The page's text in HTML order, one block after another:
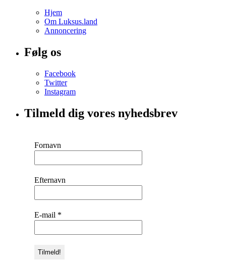
Hjem
Om Luksus.land
Annoncering
Følg os
Facebook
Twitter
Instagram
Tilmeld dig vores nyhedsbrev
Fornavn
Efternavn
E-mail *